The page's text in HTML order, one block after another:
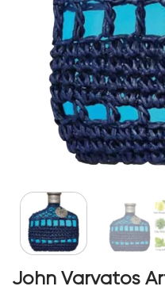
John Varvatos